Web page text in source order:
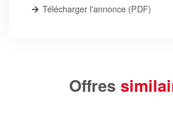
Télécharger l'annonce (PDF)
Offres